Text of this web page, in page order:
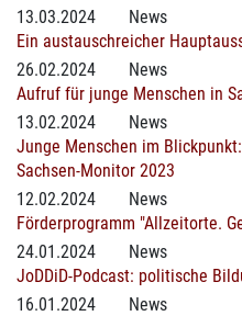
13.03.2024
News
Ein austauschreicher
26.02.2024
News
Aufruf für junge Menschen in
13.02.2024
News
Junge Menschen im
Sachsen-Monitor 2023
12.02.2024
News
Förderprogramm "Allzeitorte.
24.01.2024
News
JoDDiD-Podcast: politische
16.01.2024
News